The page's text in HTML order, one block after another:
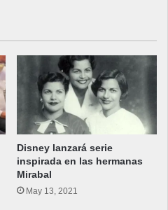
Disney lanzará serie
inspirada en las hermanas
Mirabal
May 13, 2021